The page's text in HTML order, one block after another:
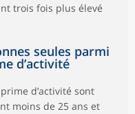
trois fois plus élevé
seules parmi
d’activité
d’activité sont
moins de 25 ans et